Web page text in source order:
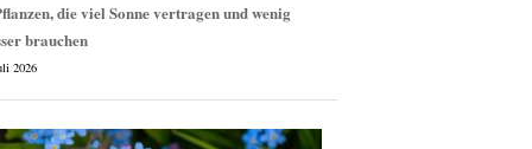
die viel Sonne vertragen und wenig
brauchen
2026